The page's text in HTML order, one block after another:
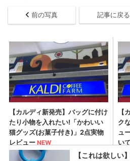
前の写真 記事に戻る